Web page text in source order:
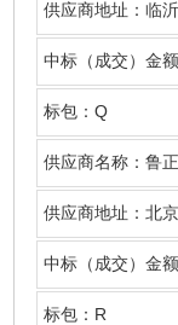
供应商地址：临
中标（成交）金
标包： Q
供应商名称：鲁
供应商地址：北
中标（成交）金
标包： R